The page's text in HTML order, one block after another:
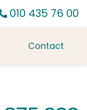
010 435 76 00
Contact